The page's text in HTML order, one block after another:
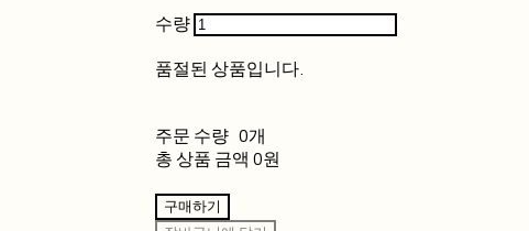
수량
품절된 상품입니다.
주문 수량 0개
총 상품 금액 0원
구매하기